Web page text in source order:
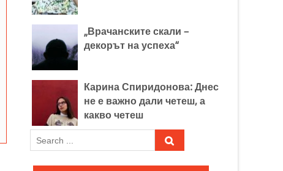
„Врачанските скали –
декорът на успеха“
Карина Спиридонова: Днес
не е важно дали четеш, а
какво четеш
e
a